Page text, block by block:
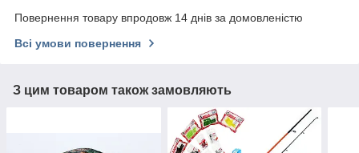
Повернення товару впродовж 14 днів за домовленістю
Всі умови повернення
З цим товаром також замовляють